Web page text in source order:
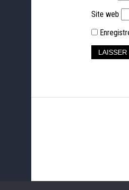
Site web